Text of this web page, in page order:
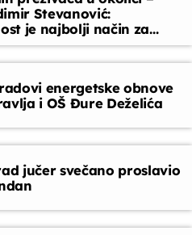
i pozdravi
Stevanović:
je najbolji način za
ulaska bolesti
energetske obnove
i OŠ Đure Deželića
jučer svečano proslavio